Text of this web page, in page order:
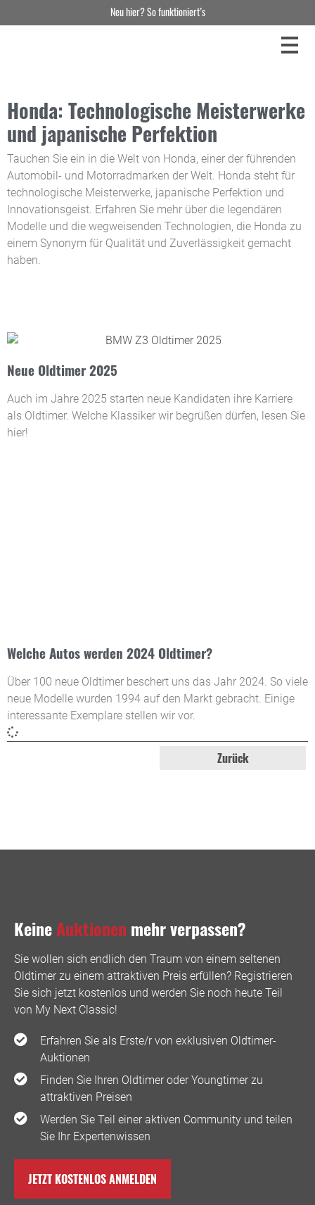
Honda: Technologische Meisterwerke
und japanische Perfektion
Tauchen Sie ein in die Welt von Honda, einer der führenden
Automobil- und Motorradmarken der Welt. Honda steht für
technologische Meisterwerke, japanische Perfektion und
Innovationsgeist. Erfahren Sie mehr über die legendären
Modelle und die wegweisenden Technologien, die Honda zu
einem Synonym für Qualität und Zuverlässigkeit gemacht
haben.
Neue Oldtimer 2025
Auch im Jahre 2025 starten neue Kandidaten ihre Karriere
als Oldtimer. Welche Klassiker wir begrüßen dürfen, lesen Sie
hier!
Welche Autos werden 2024 Oldtimer?
Über 100 neue Oldtimer beschert uns das Jahr 2024. So viele
neue Modelle wurden 1994 auf den Markt gebracht. Einige
interessante Exemplare stellen wir vor.
Zurück
KeineAuktionen mehr verpassen?
Sie wollen sich endlich den Traum von einem seltenen
Oldtimer zu einem attraktiven Preis erfüllen? Registrieren
Sie sich jetzt kostenlos und werden Sie noch heute Teil
von My Next Classic! ️
Erfahren Sie als Erste/r von exklusiven Oldtimer-
Auktionen
Finden Sie Ihren Oldtimer oder Youngtimer zu
attraktiven Preisen
Werden Sie Teil einer aktiven Community und teilen
Sie Ihr Expertenwissen
JETZT KOSTENLOS ANMELDEN
Neu hier? So funktioniert’s